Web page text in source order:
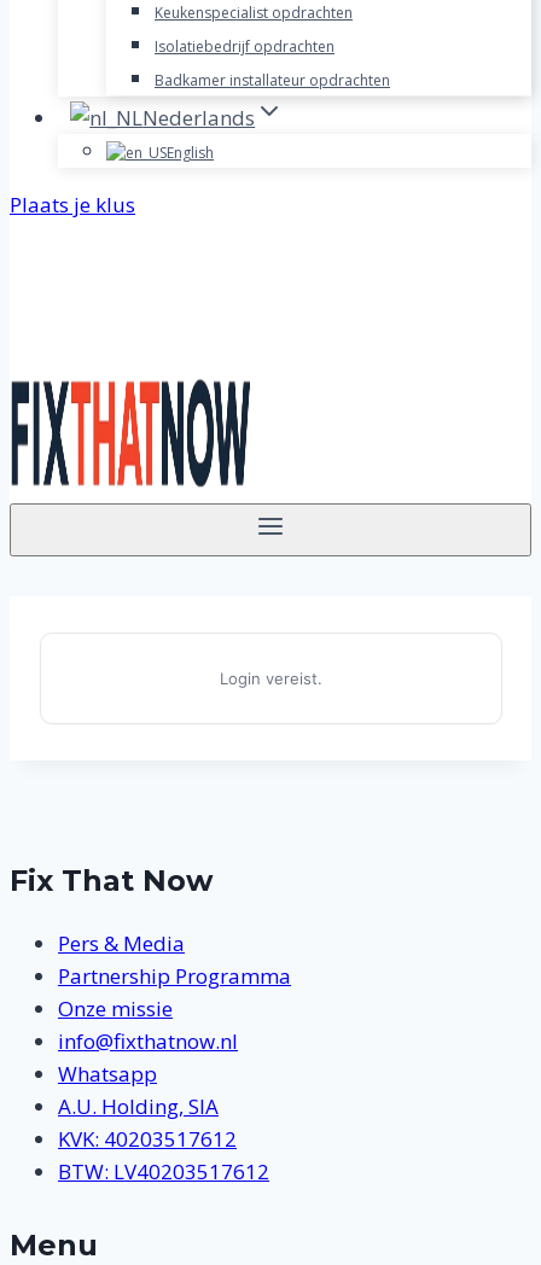
Keukenspecialist opdrachten
Isolatiebedrijf opdrachten
Badkamer installateur opdrachten
Nederlands
English
Plaats je klus
Login vereist.
Fix That Now
Pers & Media
Partnership Programma
Onze missie
info@fixthatnow.nl
Whatsapp
A.U. Holding, SIA
KVK: 40203517612
BTW: LV40203517612
Menu